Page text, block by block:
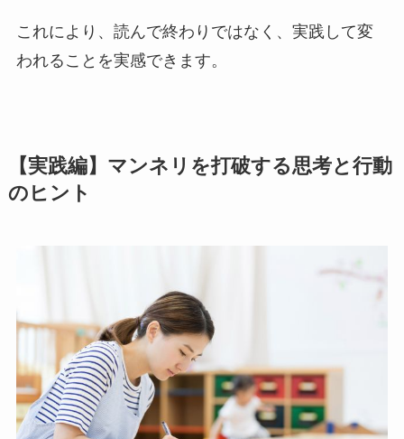
これにより、読んで終わりではなく、実践して変
われることを実感できます。
【実践編】マンネリを打破する思考と行動
のヒント